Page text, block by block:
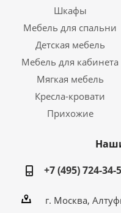
Шкафы
Мебель для спальни
Детская мебель
Мебель для кабинета
Мягкая мебель
Кресла-кровати
Прихожие
+7 (495) 724-34-
г. Москва,